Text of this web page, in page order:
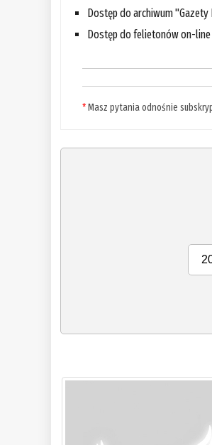
Dostęp do archiwum
Dostęp do felietonów on-line
*Masz pytania odnośnie